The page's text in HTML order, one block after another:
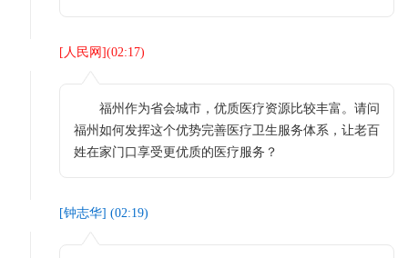
[ 人民网 ](02:17)
福州作为省会城市，优质医疗资源比较丰富。请问
福州如何发挥这个优势完善医疗卫生服务体系，让老百
姓在家门口享受更优质的医疗服务？
[钟志华] (02:19)